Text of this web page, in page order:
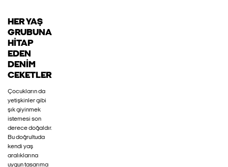
HER YAŞ
GRUBUNA
HITAP
EDEN
DENIM
CEKETLER
Çocukların da
yetişkinler gibi
şık giyinmek
istemesi son
derece doğaldır.
Bu doğrultuda
kendi yaş
aralıklarına
uygun tasarıma